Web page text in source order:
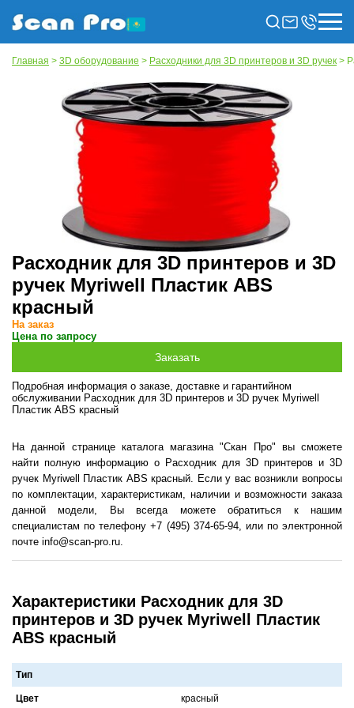
Главная > 3D оборудование > Расходники для 3D принтеров и 3D ручек >
Расходник для 3D принтеров и 3D
ручек Myriwell Пластик ABS
красный
На заказ
Цена по запросу
Подробная информация о заказе, доставке и гарантийном
обслуживании Расходник для 3D принтеров и 3D ручек Myriwell
Пластик ABS красный
На данной странице каталога магазина "Скан Про" вы сможете
найти полную информацию о Расходник для 3D принтеров и 3D
ручек Myriwell Пластик ABS красный. Если у вас возникли вопросы
по комплектации, характеристикам, наличии и возможности заказа
данной модели, Вы всегда можете обратиться к нашим
специалистам по телефону +7 (495) 374-65-94, или по электронной
почте info@scan-pro.ru.
Характеристики Расходник для 3D
принтеров и 3D ручек Myriwell Пластик
ABS красный
Тип
Цвет крaсный